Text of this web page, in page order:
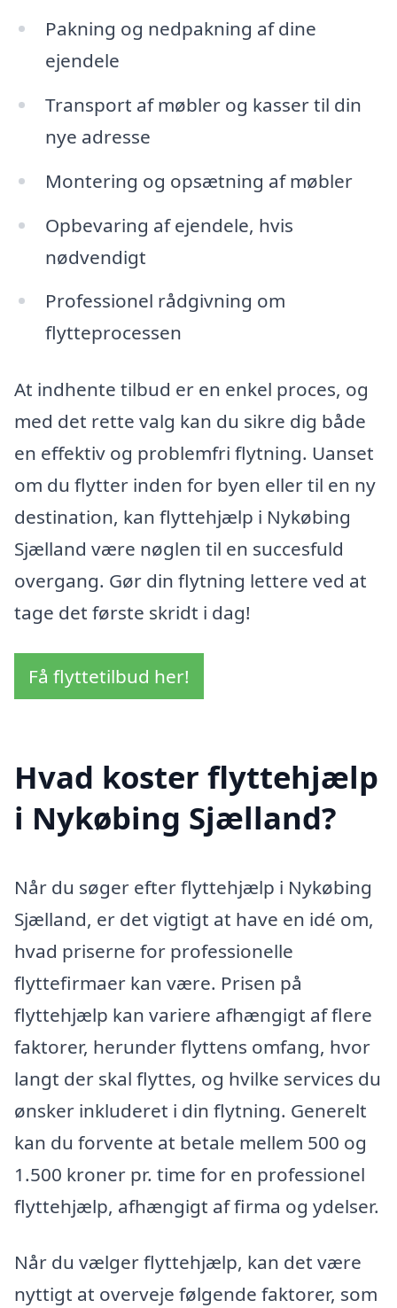
Pakning og nedpakning af dine
ejendele
Transport af møbler og kasser til din
nye adresse
Montering og opsætning af møbler
Opbevaring af ejendele, hvis
nødvendigt
Professionel rådgivning om
flytteprocessen
At indhente tilbud er en enkel proces, og
med det rette valg kan du sikre dig både
en effektiv og problemfri flytning. Uanset
om du flytter inden for byen eller til en ny
destination, kan flyttehjælp i Nykøbing
Sjælland være nøglen til en succesfuld
overgang. Gør din flytning lettere ved at
tage det første skridt i dag!
Få flyttetilbud her!
Hvad koster flyttehjælp
i Nykøbing Sjælland?
Når du søger efter flyttehjælp i Nykøbing
Sjælland, er det vigtigt at have en idé om,
hvad priserne for professionelle
flyttefirmaer kan være. Prisen på
flyttehjælp kan variere afhængigt af flere
faktorer, herunder flyttens omfang, hvor
langt der skal flyttes, og hvilke services du
ønsker inkluderet i din flytning. Generelt
kan du forvente at betale mellem 500 og
1.500 kroner pr. time for en professionel
flyttehjælp, afhængigt af firma og ydelser.
Når du vælger flyttehjælp, kan det være
nyttigt at overveje følgende faktorer, som